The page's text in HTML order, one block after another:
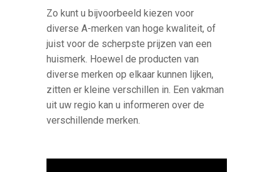
Zo kunt u bijvoorbeeld kiezen voor
diverse A-merken van hoge kwaliteit, of
juist voor de scherpste prijzen van een
huismerk. Hoewel de producten van
diverse merken op elkaar kunnen lijken,
zitten er kleine verschillen in. Een vakman
uit uw regio kan u informeren over de
verschillende merken.